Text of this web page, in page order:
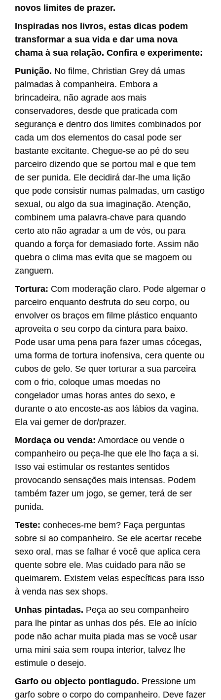
novos limites de prazer.
Inspiradas nos livros, estas dicas podem
transformar a sua vida e dar uma nova
chama à sua relação. Confira e experimente:
Punição. No filme, Christian Grey dá umas
palmadas à companheira. Embora a
brincadeira, não agrade aos mais
conservadores, desde que praticada com
segurança e dentro dos limites combinados por
cada um dos elementos do casal pode ser
bastante excitante. Chegue-se ao pé do seu
parceiro dizendo que se portou mal e que tem
de ser punida. Ele decidirá dar-lhe uma lição
que pode consistir numas palmadas, um castigo
sexual, ou algo da sua imaginação. Atenção,
combinem uma palavra-chave para quando
certo ato não agradar a um de vós, ou para
quando a força for demasiado forte. Assim não
quebra o clima mas evita que se magoem ou
zanguem.
Tortura: Com moderação claro. Pode algemar o
parceiro enquanto desfruta do seu corpo, ou
envolver os braços em filme plástico enquanto
aproveita o seu corpo da cintura para baixo.
Pode usar uma pena para fazer umas cócegas,
uma forma de tortura inofensiva, cera quente ou
cubos de gelo. Se quer torturar a sua parceira
com o frio, coloque umas moedas no
congelador umas horas antes do sexo, e
durante o ato encoste-as aos lábios da vagina.
Ela vai gemer de dor/prazer.
Mordaça ou venda: Amordace ou vende o
companheiro ou peça-lhe que ele lho faça a si.
Isso vai estimular os restantes sentidos
provocando sensações mais intensas. Podem
também fazer um jogo, se gemer, terá de ser
punida.
Teste: conheces-me bem? Faça perguntas
sobre si ao companheiro. Se ele acertar recebe
sexo oral, mas se falhar é você que aplica cera
quente sobre ele. Mas cuidado para não se
queimarem. Existem velas específicas para isso
à venda nas sex shops.
Unhas pintadas. Peça ao seu companheiro
para lhe pintar as unhas dos pés. Ele ao início
pode não achar muita piada mas se você usar
uma mini saia sem roupa interior, talvez lhe
estimule o desejo.
Garfo ou objecto pontiagudo. Pressione um
garfo sobre o corpo do companheiro. Deve fazer